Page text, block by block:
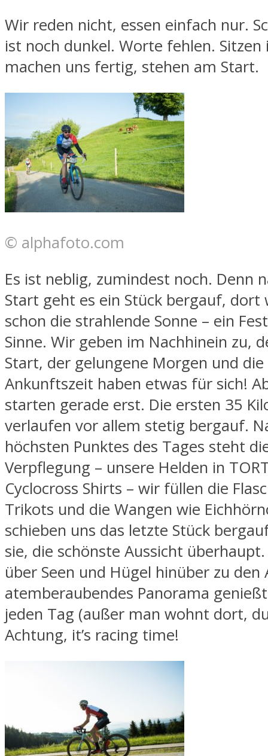
Wir reden nicht, essen einfach nur.
ist noch dunkel. Worte fehlen.
machen uns fertig, stehen am Start.
© alphafoto.com
Es ist neblig, zumindest noch. Denn
Start geht es ein Stück bergauf, dort
schon die strahlende Sonne – ein
Sinne. Wir geben im Nachhinein zu,
Start, der gelungene Morgen und
Ankunftszeit haben etwas für sich!
starten gerade erst. Die ersten 35
verlaufen vor allem stetig bergauf.
höchsten Punktes des Tages steht
Verpflegung – unsere Helden in
Cyclocross Shirts – wir füllen die
Trikots und die Wangen wie
schieben uns das letzte Stück
sie, die schönste Aussicht
über Seen und Hügel hinüber zu den
atemberaubendes Panorama
jeden Tag (außer man wohnt dort,
Achtung, it’s racing time!